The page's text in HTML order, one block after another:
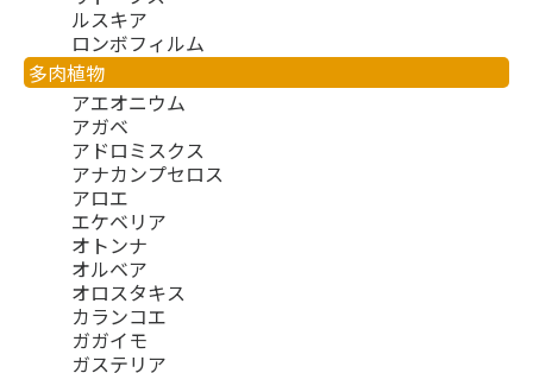
ルスキア
ロンボフィルム
多肉植物
アエオニウム
アガベ
アドロミスクス
アナカンプセロス
アロエ
エケベリア
オトンナ
オルベア
オロスタキス
カランコエ
ガガイモ
ガステリア